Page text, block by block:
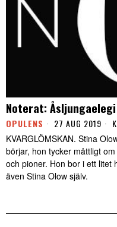
Noterat: Åsljungaelegi
OPULENS 27 AUG 2019
KVARGLÖMSKAN. Stina
börjar, hon tycker måttligt
och pioner. Hon bor i ett litet
även Stina Olow själv.